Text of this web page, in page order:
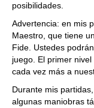
posibilidades.
Advertencia: en mis
Maestro, que tiene
Fide. Ustedes
juego. El primer
cada vez más a
Durante mis
algunas maniobras